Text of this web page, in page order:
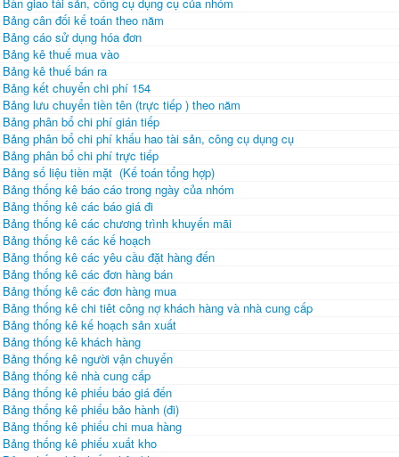
Bảng cân đối kế toán theo năm
Bảng cáo sử dụng hóa đơn
Bảng kê thuế mua vào
Bảng kê thuế bán ra
Bảng kết chuyển chi phí 154
Bảng lưu chuyển tiền tên (trực tiếp ) theo năm
Bảng phân bổ chi phí gián tiếp
Bảng phân bổ chi phí khấu hao tài sản, công cụ dụng cụ
Bảng phân bổ chi phí trực tiếp
Bảng số liệu tiền mặt (Kế toán tổng hợp)
Bảng thống kê báo cáo trong ngày của nhóm
Bảng thống kê các báo giá đi
Bảng thống kê các chương trình khuyến mãi
Bảng thống kê các kế hoạch
Bảng thống kê các yêu cầu đặt hàng đến
Bảng thống kê các đơn hàng bán
Bảng thống kê các đơn hàng mua
Bảng thống kê chi tiêt công nợ khách hàng và nhà cung cấp
Bảng thống kê kế hoạch sản xuất
Bảng thống kê khách hàng
Bảng thống kê người vận chuyển
Bảng thống kê nhà cung cấp
Bảng thống kê phiếu báo giá đến
Bảng thống kê phiếu bảo hành (đi)
Bảng thống kê phiếu chi mua hàng
Bảng thống kê phiếu xuất kho